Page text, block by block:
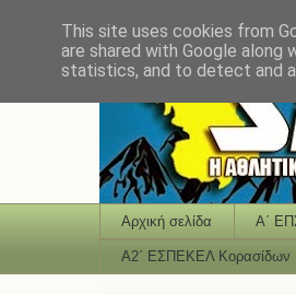
Αρχική σελίδα Α΄
Α2΄ ΕΣΠΕΚΕΛ Κορασίδων
This site uses cookies from
are shared with Google
statistics, and to detect and